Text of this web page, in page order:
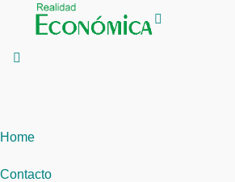
contenido
Home
Contacto